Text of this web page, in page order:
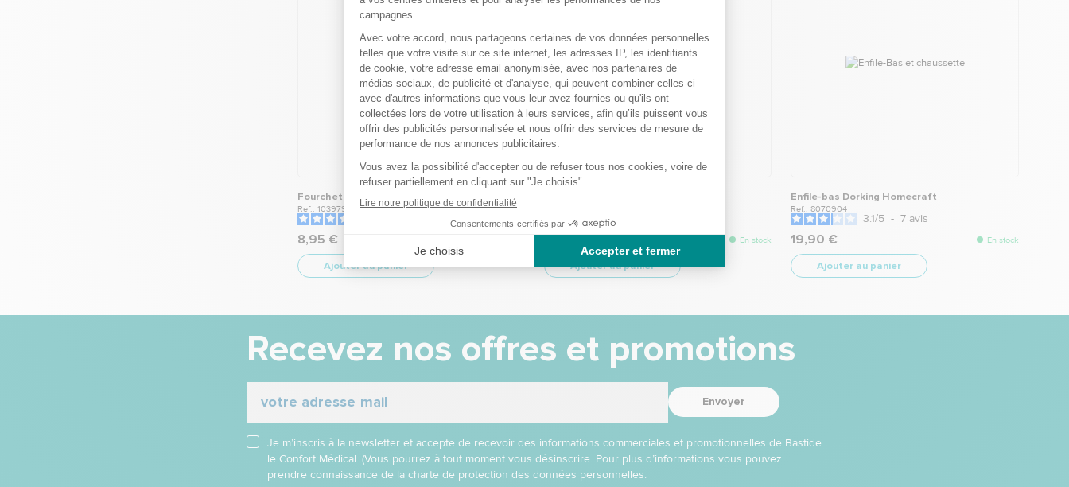
Fourchette coudée pour droitier
Ref.: 103979
8,95 €
Ajouter au panier
En stock
13,90 €
Ajouter au panier
Enfile-bas Dorking Homecraft
Ref.: 8070904
3.1/5 - 7 avis
En stock
19,90 €
Ajouter au panier
Recevez nos offres et promotions
Envoyer
Je m’inscris à la newsletter et accepte de recevoir des informations commerciales et promotionnelles de Bastide
le Confort Médical. (Vous pourrez à tout moment vous désinscrire. Pour plus d’informations vous pouvez
prendre connaissance de la charte de protection des données personnelles.